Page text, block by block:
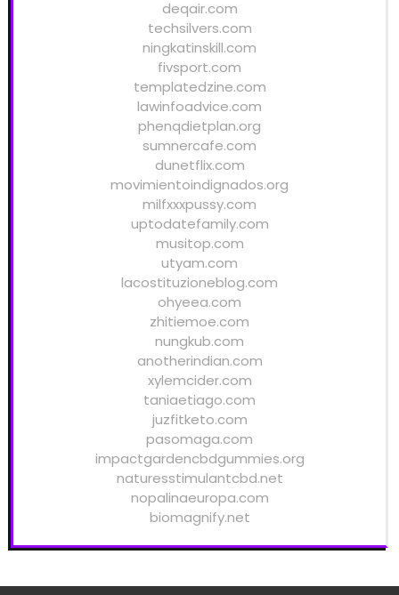
deqair.com
techsilvers.com
ningkatinskill.com
fivsport.com
templatedzine.com
lawinfoadvice.com
phenqdietplan.org
sumnercafe.com
dunetflix.com
movimientoindignados.org
milfxxxpussy.com
uptodatefamily.com
musitop.com
utyam.com
lacostituzioneblog.com
ohyeea.com
zhitiemoe.com
nungkub.com
anotherindian.com
xylemcider.com
taniaetiago.com
juzfitketo.com
pasomaga.com
impactgardencbdgummies.org
naturesstimulantcbd.net
nopalinaeuropa.com
biomagnify.net